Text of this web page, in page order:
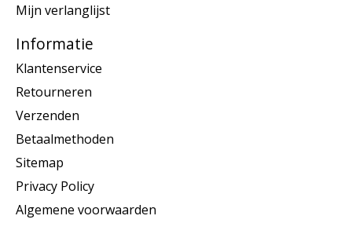
Mijn verlanglijst
Informatie
Klantenservice
Retourneren
Verzenden
Betaalmethoden
Sitemap
Privacy Policy
Algemene voorwaarden